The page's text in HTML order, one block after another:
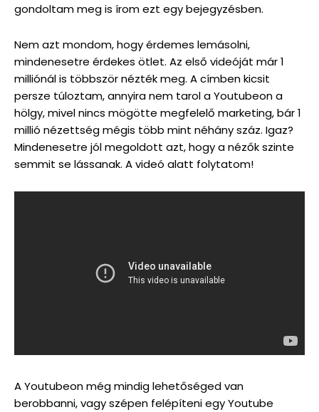
gondoltam meg is írom ezt egy bejegyzésben.
Nem azt mondom, hogy érdemes lemásolni,
mindenesetre érdekes ötlet. Az első videóját már 1
milliónál is többször nézték meg. A címben kicsit
persze túloztam, annyira nem tarol a Youtubeon a
hölgy, mivel nincs mögötte megfelelő marketing, bár 1
millió nézettség mégis több mint néhány száz. Igaz?
Mindenesetre jól megoldott azt, hogy a nézők szinte
semmit se lássanak. A videó alatt folytatom!
A Youtubeon még mindig lehetőséged van
berobbanni, vagy szépen felépíteni egy Youtube